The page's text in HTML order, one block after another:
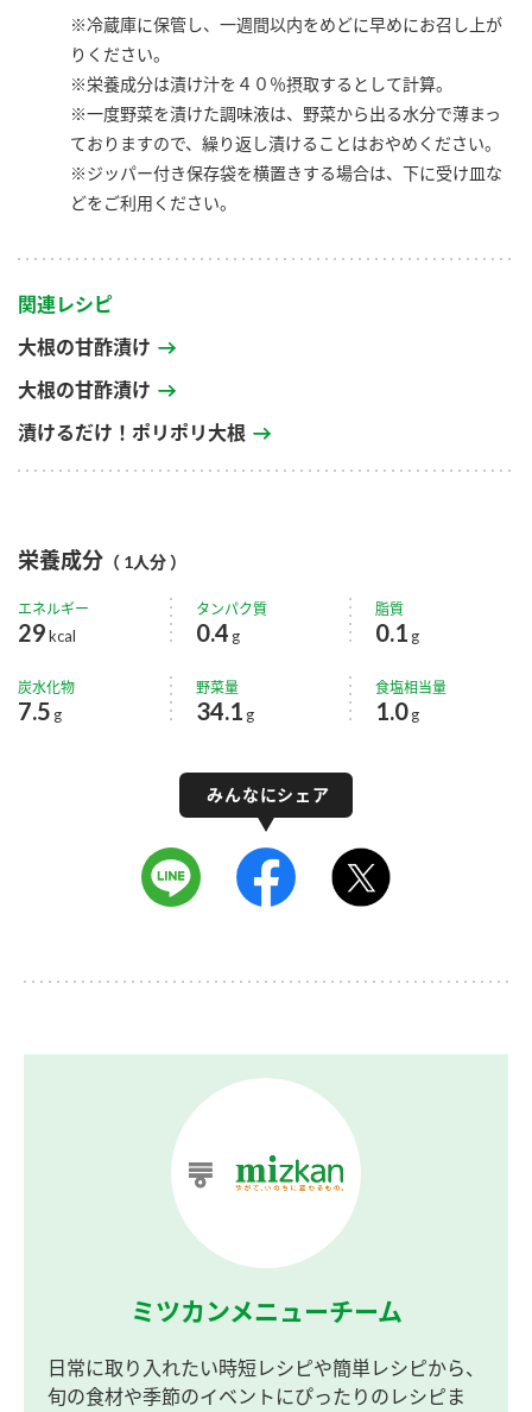
※冷蔵庫に保管し、一週間以内をめどに早めにお召し上が
りください。
※栄養成分は漬け汁を４０％摂取するとして計算。
※一度野菜を漬けた調味液は、野菜から出る水分で薄まっ
ておりますので、繰り返し漬けることはおやめください。
※ジッパー付き保存袋を横置きする場合は、下に受け皿な
どをご利用ください。
関連レシピ
大根の甘酢漬け
大根の甘酢漬け
漬けるだけ！ポリポリ大根
栄養成分 （ 1人分 ）
エネルギー
29kcal
タンパク質
0.4 g
脂質
0.1 g
炭水化物
7.5 g
野菜量
34.1 g
食塩相当量
1.0 g
ミツカンメニューチーム
日常に取り入れたい時短レシピや簡単レシピから、
旬の食材や季節のイベントにぴったりのレシピま